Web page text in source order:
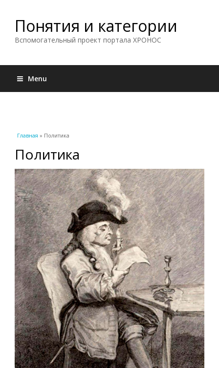
Понятия и категории
Вспомогательный проект портала ХРОНОС
Menu
Вы здесь
Главная » Политика
Политика